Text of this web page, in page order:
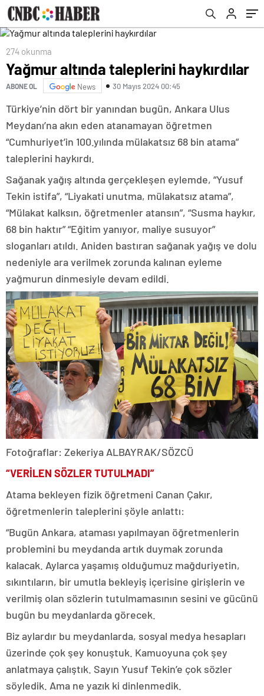
274 okunma
Yağmur altında taleplerini haykırdılar
ABONE OL News 30 Mayıs 2024 00:45
Türkiye’nin dört bir yanından bugün, Ankara Ulus
Meydanı’na akın eden atanamayan öğretmen
“Cumhuriyet’in 100.yılında mülakatsız 68 bin atama”
taleplerini haykırdı.
Sağanak yağış altında gerçekleşen eylemde, “Yusuf
Tekin istifa”, “Liyakati unutma, mülakatsız atama”,
“Mülakat kalksın, öğretmenler atansın”, “Susma haykır,
68 bin haktır” “Eğitim yanıyor, maliye susuyor”
sloganları atıldı. Aniden bastıran sağanak yağış ve dolu
nedeniyle ara verilmek zorunda kalınan eyleme
yağmurun dinmesiyle devam edildi.
Fotoğraflar: Zekeriya ALBAYRAK/SÖZCÜ
“VERİLEN SÖZLER TUTULMADI”
Atama bekleyen fizik öğretmeni Canan Çakır,
öğretmenlerin taleplerini şöyle anlattı:
“Bugün Ankara, ataması yapılmayan öğretmenlerin
problemini bu meydanda artık duymak zorunda
kalacak. Aylarca yaşamış olduğumuz mağduriyetin,
sıkıntıların, bir umutla bekleyiş içerisine girişlerin ve
verilmiş olan sözlerin tutulmamasının sesini ve gücünü
bugün bu meydanlarda görecek.
Biz aylardır bu meydanlarda, sosyal medya hesapları
üzerinde çok şey konuştuk. Kamuoyuna çok şey
anlatmaya çalıştık. Sayın Yusuf Tekin’e çok sözler
söyledik. Ama ne yazık ki dinlenmedik.